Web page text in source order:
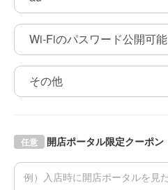
Wi-Fiのパスワード公開可能
その他
開店ポータル限定クーポン
任意